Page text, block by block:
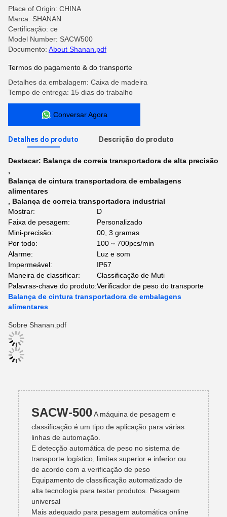
Place of Origin: CHINA
Marca: SHANAN
Certificação: ce
Model Number: SACW500
Documento: About Shanan.pdf
Termos do pagamento & do transporte
Detalhes da embalagem: Caixa de madeira
Tempo de entrega: 15 dias do trabalho
Conversar Agora
Detalhes do produto Descrição do produto
Destacar: Balança de correia transportadora de alta precisão
,
Balança de cintura transportadora de embalagens
alimentares
, Balança de correia transportadora industrial
Mostrar:
D
Faixa de pesagem:
Personalizado
Mini-precisão:
00, 3 gramas
Por todo:
100 ~ 700pcs/min
Alarme:
Luz e som
Impermeável:
IP67
Maneira de classificar:
Classificação de Muti
Palavras-chave do produto:Verificador de peso do transporte
Balança de cintura transportadora de embalagens
alimentares
Sobre Shanan.pdf
SACW-500A máquina de pesagem e
classificação é um tipo de aplicação para várias
linhas de automação.
E detecção automática de peso no sistema de
transporte logístico, limites superior e inferior ou
de acordo com a verificação de peso
Equipamento de classificação automatizado de
alta tecnologia para testar produtos. Pesagem
universal
Mais adequado para pesagem automática online